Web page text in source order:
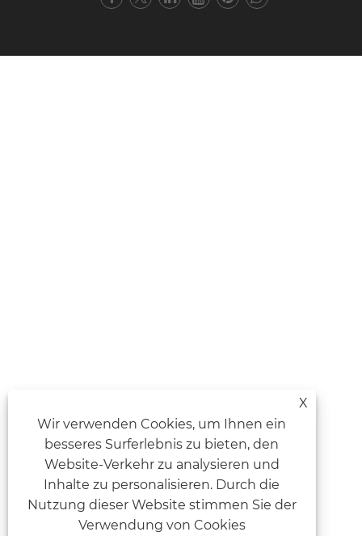
X
Wir verwenden Cookies, um Ihnen ein
besseres Surferlebnis zu bieten, den
Website-Verkehr zu analysieren und
Inhalte zu personalisieren. Durch die
Nutzung dieser Website stimmen Sie der
Verwendung von Cookies